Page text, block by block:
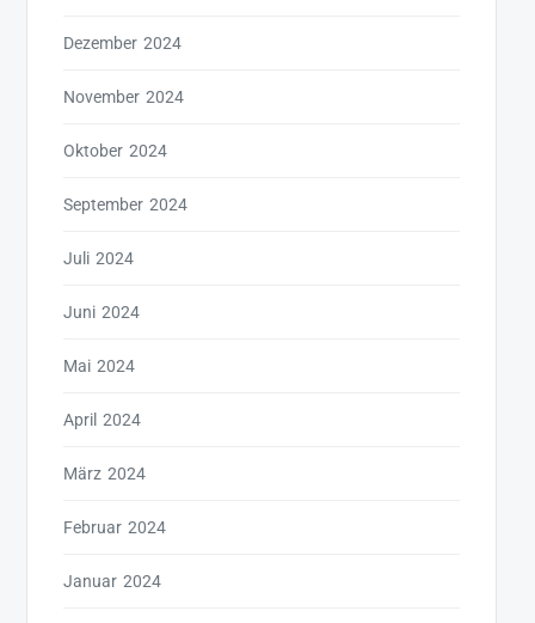
Dezember 2024
November 2024
Oktober 2024
September 2024
Juli 2024
Juni 2024
Mai 2024
April 2024
März 2024
Februar 2024
Januar 2024